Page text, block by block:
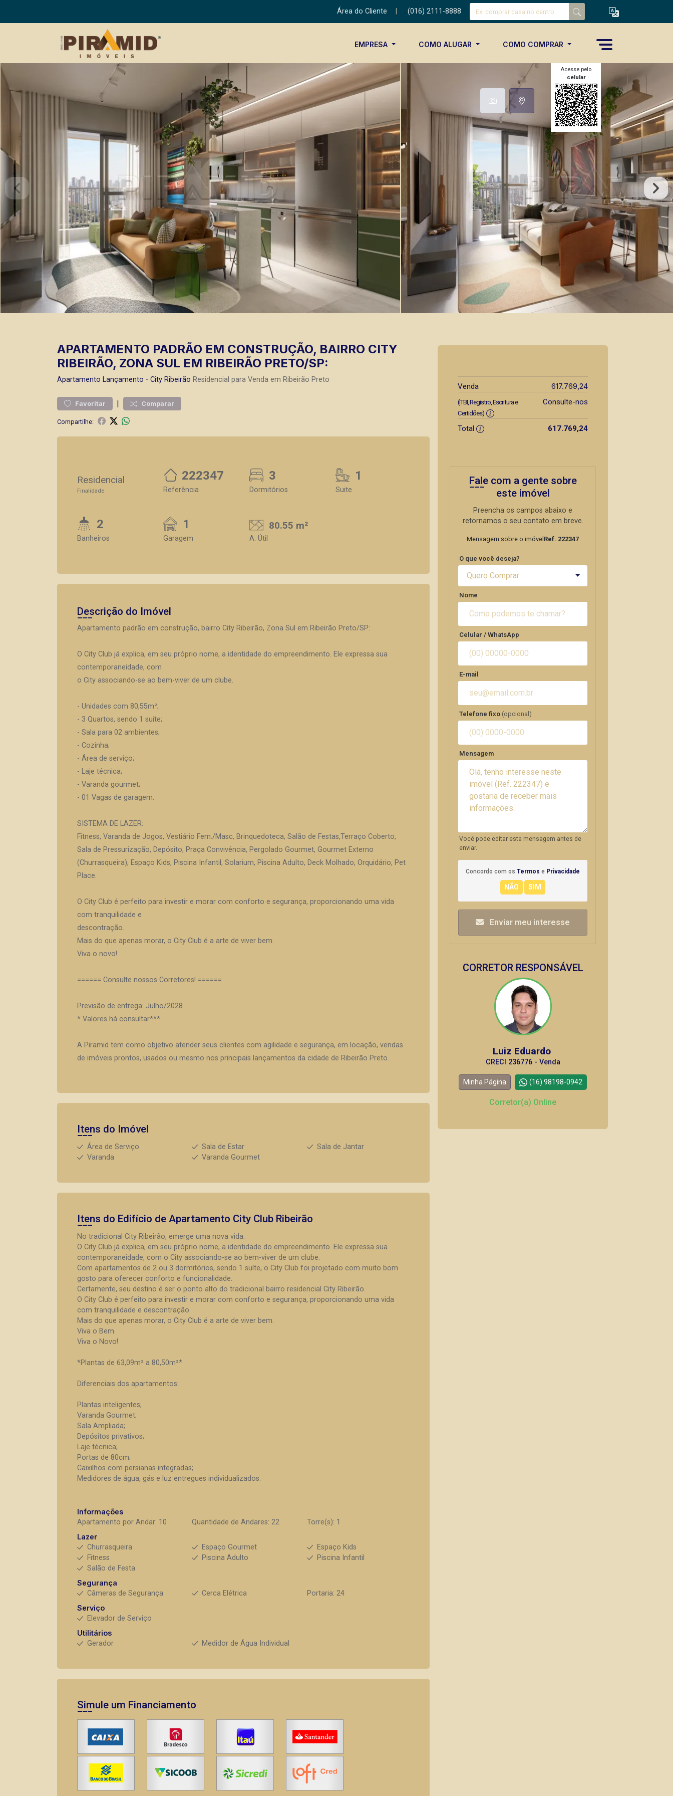
Área do Cliente (016) 2111-8888
EMPRESA COMO ALUGAR COMO COMPRAR
Acesse pelo
celular
APARTAMENTO PADRÃO EM CONSTRUÇÃO, BAIRRO CITY
RIBEIRÃO, ZONA SUL EM RIBEIRÃO PRETO/SP:
Apartamento Lançamento - City Ribeirão Residencial para Venda em Ribeirão Preto
Favoritar | Comparar
Compartilhe:
Residencial
Finalidade
222347
Referência
3
Dormitórios
1
Suite
2
Banheiros
1
Garagem
80.55 m²
A. Útil
Descrição do Imóvel
Apartamento padrão em construção, bairro City Ribeirão, Zona Sul em Ribeirão Preto/SP:
O City Club já explica, em seu próprio nome, a identidade do empreendimento. Ele expressa sua
contemporaneidade, com
o City associando-se ao bem-viver de um clube.
- Unidades com 80,55m²;
- 3 Quartos, sendo 1 suíte;
- Sala para 02 ambientes;
- Cozinha;
- Área de serviço;
- Laje técnica;
- Varanda gourmet;
- 01 Vagas de garagem.
SISTEMA DE LAZER:
Fitness, Varanda de Jogos, Vestiário Fem./Masc, Brinquedoteca, Salão de Festas,Terraço Coberto,
Sala de Pressurização, Depósito, Praça Convivência, Pergolado Gourmet, Gourmet Externo
(Churrasqueira), Espaço Kids, Piscina Infantil, Solarium, Piscina Adulto, Deck Molhado, Orquidário, Pet
Place.
O City Club é perfeito para investir e morar com conforto e segurança, proporcionando uma vida
com tranquilidade e
descontração.
Mais do que apenas morar, o City Club é a arte de viver bem.
Viva o novo!
====== Consulte nossos Corretores! ======
Previsão de entrega: Julho/2028
* Valores há consultar***
A Piramid tem como objetivo atender seus clientes com agilidade e segurança, em locação, vendas
de imóveis prontos, usados ou mesmo nos principais lançamentos da cidade de Ribeirão Preto.
Itens do Imóvel
Área de Serviço Sala de Estar
Sala de Jantar
Varanda
Varanda Gourmet
Itens do Edifício de Apartamento City Club Ribeirão
No tradicional City Ribeirão, emerge uma nova vida.
O City Club já explica, em seu próprio nome, a identidade do empreendimento. Ele expressa sua
contemporaneidade, com o City associando-se ao bem-viver de um clube.
Com apartamentos de 2 ou 3 dormitórios, sendo 1 suíte, o City Club foi projetado com muito bom
gosto para oferecer conforto e funcionalidade.
Certamente, seu destino é ser o ponto alto do tradicional bairro residencial City Ribeirão.
O City Club é perfeito para investir e morar com conforto e segurança, proporcionando uma vida
com tranquilidade e descontração.
Mais do que apenas morar, o City Club é a arte de viver bem.
Viva o Bem.
Viva o Novo!
*Plantas de 63,09m² a 80,50m²*
Diferenciais dos apartamentos:
Plantas inteligentes;
Varanda Gourmet;
Sala Ampliada;
Depósitos privativos;
Laje técnica;
Portas de 80cm;
Caixilhos com persianas integradas;
Medidores de água, gás e luz entregues individualizados.
Informações
Apartamento por Andar: 10
Quantidade de Andares: 22
Torre(s): 1
Lazer
Churrasqueira
Espaço Gourmet
Espaço Kids
Fitness
Piscina Adulto
Piscina Infantil
Salão de Festa
Segurança
Câmeras de Segurança
Cerca Elétrica
Portaria: 24
Serviço
Elevador de Serviço
Utilitários
Gerador
Medidor de Água Individual
Simule um Financiamento
Venda 617.769,24
(ITBI, Registro, Escritura e
Certidões)
Consulte-nos
Total 617.769,24
Fale com a gente sobre
este imóvel
Preencha os campos abaixo e
retornamos o seu contato em breve.
Mensagem sobre o imóvel Ref. 222347
O que você deseja?
Quero Comprar
Nome
Celular / WhatsApp
E-mail
Telefone fixo (opcional)
Mensagem
Você pode editar esta mensagem antes de
enviar.
Concordo com os Termos e Privacidade
Enviar meu interesse
CORRETOR RESPONSÁVEL
Luiz Eduardo
CRECI 236776 - Venda
Minha Página (16) 98198-0942
Corretor(a) Online